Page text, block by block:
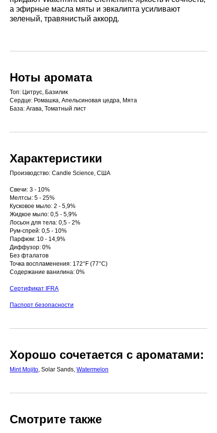
а эфирные масла мяты и эвкалипта усиливают
зеленый, травянистый аккорд.
Ноты аромата
Топ: Цитрус, Базилик
Сердце: Ромашка, Апельсиновая цедра, Мята
База: Агава, Томатный лист
Характеристики
Производство: Candle Science, США
Свечи: 3 - 10%
Мелтсы: 5 - 25%
Кусковое мыло: 2 - 5,9%
Жидкое мыло: 0,5 - 5,9%
Лосьон для тела: 0,5 - 2%
Рум-спрей: 0,5 - 10%
Парфюм: 10 - 14,9%
Диффузор: 0%
Без фталатов
Точка воспламенения: 172°F (77°C)
Содержание ванилина: 0%
Сертификат IFRA
Паспорт безопасности
Хорошо сочетается с ароматами:
Mint Mojito , Solar Sands, Watermelon
Смотрите также